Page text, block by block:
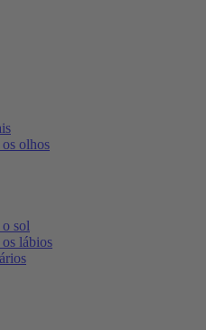
olhos
sol
lábios